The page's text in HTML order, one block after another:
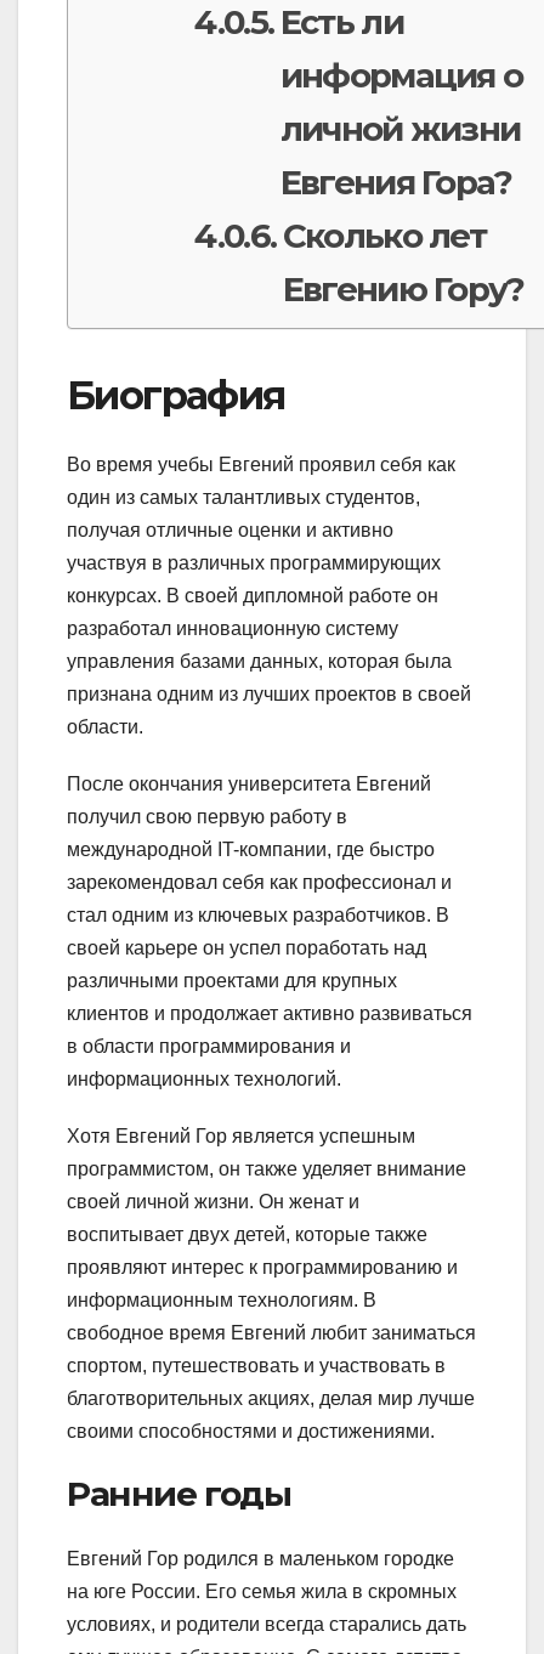
Есть ли
информация о
личной жизни
Евгения Гора?
Сколько лет
Евгению Гору?
Биография
Во время учебы Евгений проявил себя как
один из самых талантливых студентов,
получая отличные оценки и активно
участвуя в различных программирующих
конкурсах. В своей дипломной работе он
разработал инновационную систему
управления базами данных, которая была
признана одним из лучших проектов в своей
области.
После окончания университета Евгений
получил свою первую работу в
международной IT-компании, где быстро
зарекомендовал себя как профессионал и
стал одним из ключевых разработчиков. В
своей карьере он успел поработать над
различными проектами для крупных
клиентов и продолжает активно развиваться
в области программирования и
информационных технологий.
Хотя Евгений Гор является успешным
программистом, он также уделяет внимание
своей личной жизни. Он женат и
воспитывает двух детей, которые также
проявляют интерес к программированию и
информационным технологиям. В
свободное время Евгений любит заниматься
спортом, путешествовать и участвовать в
благотворительных акциях, делая мир лучше
своими способностями и достижениями.
Ранние годы
Евгений Гор родился в маленьком городке
на юге России. Его семья жила в скромных
условиях, и родители всегда старались дать